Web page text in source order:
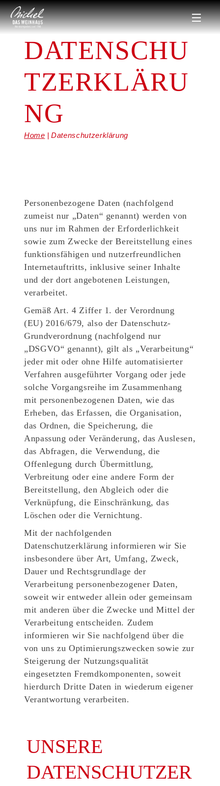
DATENSCHU
TZERKLÄRU
NG
Home Datenschutzerklärung
Personenbezogene Daten (nachfolgend
zumeist nur „Daten“ genannt) werden von
uns nur im Rahmen der Erforderlichkeit
sowie zum Zwecke der Bereitstellung eines
funktionsfähigen und nutzerfreundlichen
Internetauftritts, inklusive seiner Inhalte
und der dort angebotenen Leistungen,
verarbeitet.
Gemäß Art. 4 Ziffer 1. der Verordnung
(EU) 2016/679, also der Datenschutz-
Grundverordnung (nachfolgend nur
„DSGVO“ genannt), gilt als „Verarbeitung“
jeder mit oder ohne Hilfe automatisierter
Verfahren ausgeführter Vorgang oder jede
solche Vorgangsreihe im Zusammenhang
mit personenbezogenen Daten, wie das
Erheben, das Erfassen, die Organisation,
das Ordnen, die Speicherung, die
Anpassung oder Veränderung, das Auslesen,
das Abfragen, die Verwendung, die
Offenlegung durch Übermittlung,
Verbreitung oder eine andere Form der
Bereitstellung, den Abgleich oder die
Verknüpfung, die Einschränkung, das
Löschen oder die Vernichtung.
Mit der nachfolgenden
Datenschutzerklärung informieren wir Sie
insbesondere über Art, Umfang, Zweck,
Dauer und Rechtsgrundlage der
Verarbeitung personenbezogener Daten,
soweit wir entweder allein oder gemeinsam
mit anderen über die Zwecke und Mittel der
Verarbeitung entscheiden. Zudem
informieren wir Sie nachfolgend über die
von uns zu Optimierungszwecken sowie zur
Steigerung der Nutzungsqualität
eingesetzten Fremdkomponenten, soweit
hierdurch Dritte Daten in wiederum eigener
Verantwortung verarbeiten.
UNSERE
DATENSCHUTZER